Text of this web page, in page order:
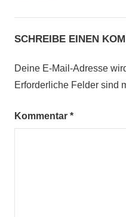
SCHREIBE EINEN
Deine E-Mail-Adresse
Erforderliche Felder sind
Kommentar *